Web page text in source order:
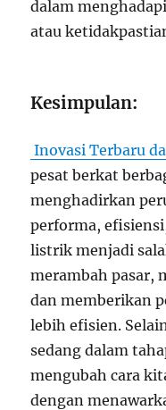
dalam
atau
Kesimpulan:
Inovasi Terbaru
pesat berkat
menghadirkan
performa,
listrik menjadi
merambah pasar,
dan memberikan
lebih efisien.
sedang dalam
mengubah cara
dengan